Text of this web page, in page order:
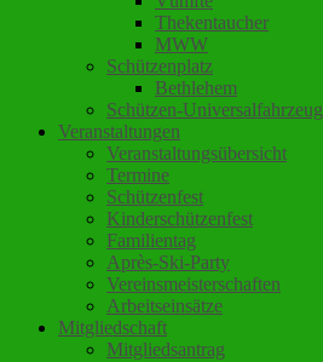
Thekentaucher
MWW
Schützenplatz
Bethlehem
Schützen-Universalfahrzeug
Veranstaltungen
Veranstaltungsübersicht
Termine
Schützenfest
Kinderschützenfest
Familientag
Après-Ski-Party
Vereinsmeisterschaften
Arbeitseinsätze
Mitgliedschaft
Mitgliedsantrag